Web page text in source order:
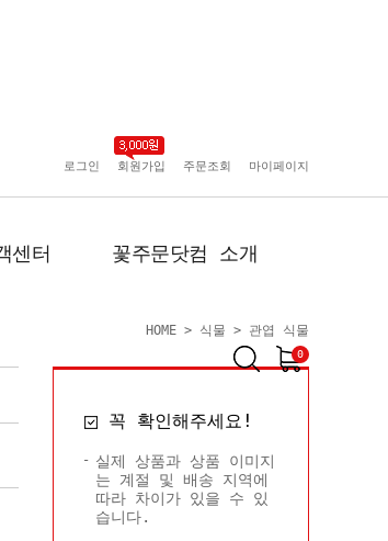
로그인 회원가입 주문조회 마이페이지
센터 꽃주문닷컴 소개
0
회사 연혁
플로플로소개
회원사 현황
콜롬비아현황
HOME > 식물 > 관엽 식물
꼭 확인해주세요!
실제 상품과 상품 이미지
는 계절 및 배송 지역에
따라 차이가 있을 수 있
습니다.